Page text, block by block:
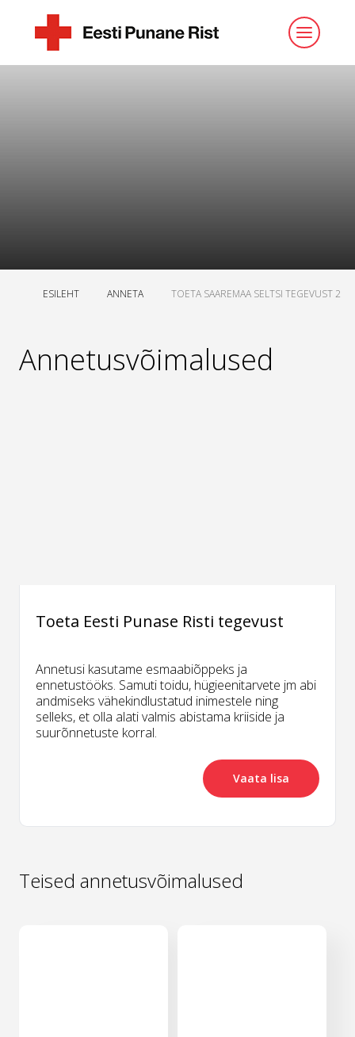
ESILEHT ANNETA TOETA SAAREMAA SELTSI TEGEVUST 2
Annetusvõimalused
Toeta Eesti Punase Risti tegevust
Annetusi kasutame esmaabiõppeks ja
ennetustööks. Samuti toidu, hügieenitarvete jm abi
andmiseks vähekindlustatud inimestele ning
selleks, et olla alati valmis abistama kriiside ja
suurõnnetuste korral.
Vaata lisa
Teised annetusvõimalused